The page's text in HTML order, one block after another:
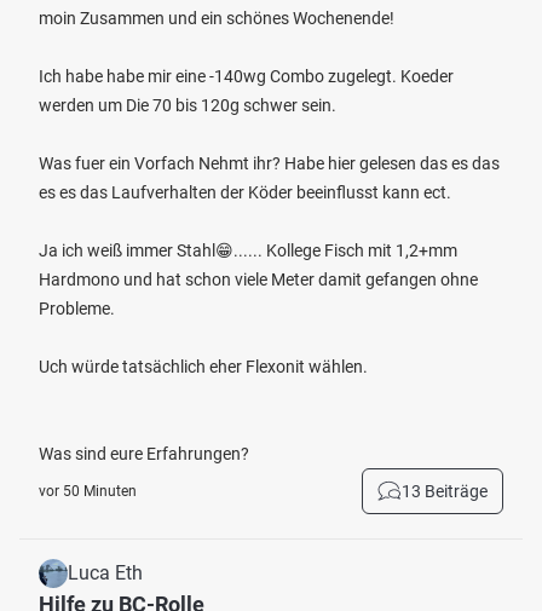
moin Zusammen und ein schönes Wochenende!
Ich habe habe mir eine -140wg Combo zugelegt. Koeder
werden um Die 70 bis 120g schwer sein.
Was fuer ein Vorfach Nehmt ihr? Habe hier gelesen das es das
es es das Laufverhalten der Köder beeinflusst kann ect.
Ja ich weiß immer Stahl😁...... Kollege Fisch mit 1,2+mm
Hardmono und hat schon viele Meter damit gefangen ohne
Probleme.
Uch würde tatsächlich eher Flexonit wählen.
Was sind eure Erfahrungen?
vor 50 Minuten 13 Beiträge
Luca Eth
Hilfe zu BC-Rolle